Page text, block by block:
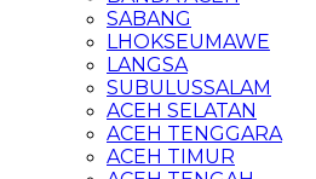
SABANG
LHOKSEUMAWE
LANGSA
SUBULUSSALAM
ACEH SELATAN
ACEH TENGGARA
ACEH TIMUR